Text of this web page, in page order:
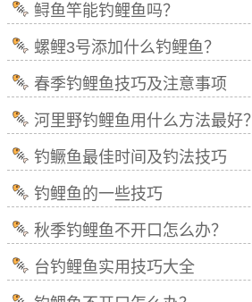
鲟鱼竿能钓鲤鱼吗？
螺鲤3号添加什么钓鲤鱼？
春季钓鲤鱼技巧及注意事项
河里野钓鲤鱼用什么方法最好？
钓鳜鱼最佳时间及钓法技巧
钓鲤鱼的一些技巧
秋季钓鲤鱼不开口怎么办？
台钓鲤鱼实用技巧大全